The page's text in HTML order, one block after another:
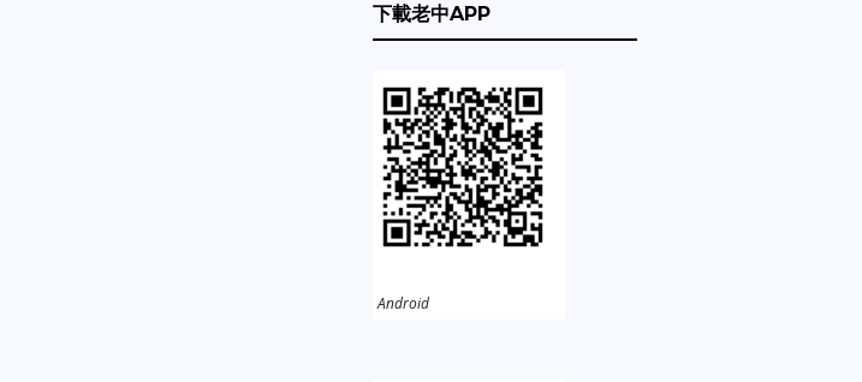
下載老中APP
Android